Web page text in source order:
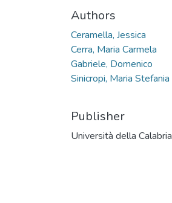
Authors
Ceramella, Jessica
Cerra, Maria Carmela
Gabriele, Domenico
Sinicropi, Maria Stefania
Publisher
Università della Calabria